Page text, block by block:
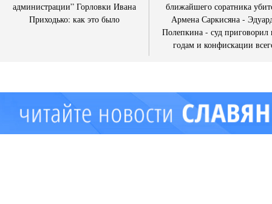
администрации” Горловки Ивана
Приходько: как это было
ближайшего соратника
Армена Саркисяна -
Полепкина - суд приговорил
годам и конфискации